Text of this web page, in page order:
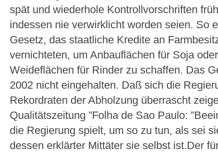
spät und wiederhole Kontrollvorschriften
indessen nie verwirklicht worden seien. So
Gesetz, das staatliche Kredite an
vernichteten, um Anbauflächen für Soja
Weideflächen für Rinder zu schaffen. Das
2002 nicht eingehalten. Daß sich die
Rekordraten der Abholzung überrascht
Qualitätszeitung ”Folha de Sao Paulo:
die Regierung spielt, um so zu tun, als sei
dessen erklärter Mittäter sie selbst ist.Der